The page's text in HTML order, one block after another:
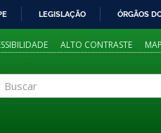
LEGISLAÇÃO ÓRGÃOS
ALTO CONTRASTE